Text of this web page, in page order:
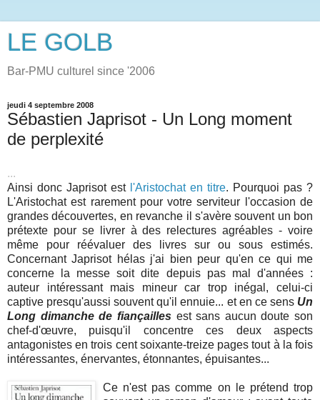
LE GOLB
Bar-PMU culturel since '2006
jeudi 4 septembre 2008
Sébastien Japrisot - Un Long moment
de perplexité
...
Ainsi donc Japrisot est l'Aristochat en titre. Pourquoi pas ?
L'Aristochat est rarement pour votre serviteur l'occasion de
grandes découvertes, en revanche il s'avère souvent un bon
prétexte pour se livrer à des relectures agréables - voire
même pour réévaluer des livres sur ou sous estimés.
Concernant Japrisot hélas j'ai bien peur qu'en ce qui me
concerne la messe soit dite depuis pas mal d'années :
auteur intéressant mais mineur car trop inégal, celui-ci
captive presqu'aussi souvent qu'il ennuie... et en ce sens Un
Long dimanche de fiançaillesest sans aucun doute son
chef-d'œuvre, puisqu'il concentre ces deux aspects
antagonistes en trois cent soixante-treize pages tout à la fois
intéressantes, énervantes, étonnantes, épuisantes...
Ce n'est pas comme on le prétend trop